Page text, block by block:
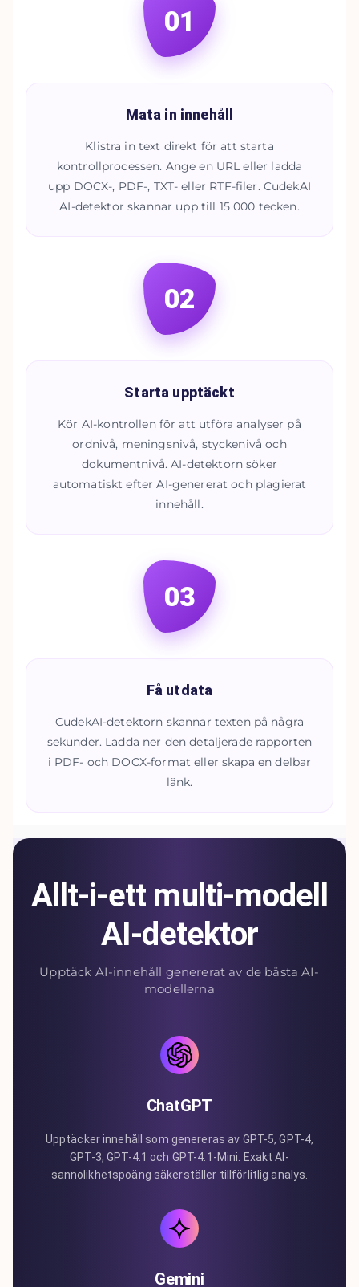
01
Mata in innehåll
Klistra in text direkt för att starta
kontrollprocessen. Ange en URL eller ladda
upp DOCX-, PDF-, TXT- eller RTF-filer. CudekAI
AI-detektor skannar upp till 15 000 tecken.
02
Starta upptäckt
Kör AI-kontrollen för att utföra analyser på
ordnivå, meningsnivå, styckenivå och
dokumentnivå. AI-detektorn söker
automatiskt efter AI-genererat och plagierat
innehåll.
03
Få utdata
CudekAI-detektorn skannar texten på några
sekunder. Ladda ner den detaljerade rapporten
i PDF- och DOCX-format eller skapa en delbar
länk.
Allt-i-ett multi-modell
AI-detektor
Upptäck AI-innehåll genererat av de bästa AI-
modellerna
ChatGPT
Upptäcker innehåll som genereras av GPT-5, GPT-4,
GPT-3, GPT-4.1 och GPT-4.1-Mini. Exakt AI-
sannolikhetspoäng säkerställer tillförlitlig analys.
Gemini